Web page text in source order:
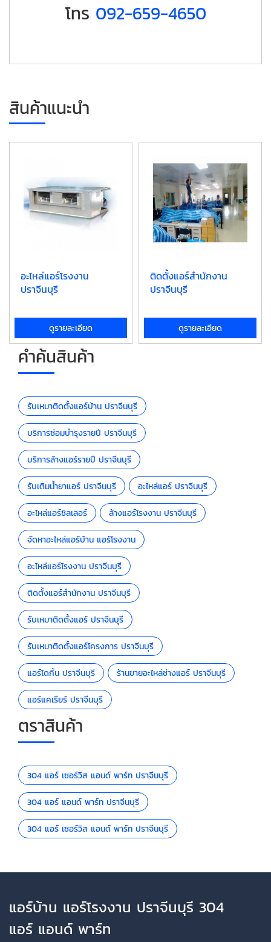
โทร 092-659-4650
สินค้าแนะนำ
อะไหล่แอร์โรงงาน
ปราจีนบุรี
ดูรายละเอียด
ติดตั้งแอร์สำนักงาน
ปราจีนบุรี
ดูรายละเอียด
คำค้นสินค้า
รับเหมาติดตั้งแอร์บ้าน ปราจีนบุรี
บริการซ่อมบำรุงรายปี ปราจีนบุรี
บริการล้างแอร์รายปี ปราจีนบุรี
รับเติมน้ำยาแอร์ ปราจีนบุรี อะไหล่แอร์ ปราจีนบุรี
อะไหล่แอร์ชิลเลอร์ ล้างแอร์โรงงาน ปราจีนบุรี
จัดหาอะไหล่แอร์บ้าน แอร์โรงงาน
อะไหล่แอร์โรงงาน ปราจีนบุรี
ติดตั้งแอร์สำนักงาน ปราจีนบุรี
รับเหมาติดตั้งแอร์ ปราจีนบุรี
รับเหมาติดตั้งแอร์โครงการ ปราจีนบุรี
แอร์ไดกิ้น ปราจีนบุรี ร้านขายอะไหล่ช่างแอร์ ปราจีนบุรี
แอร์แคเรียร์ ปราจีนบุรี
ตราสินค้า
304 แอร์ เซอร์วิส แอนด์ พาร์ท ปราจีนบุรี
304 แอร์ แอนด์ พาร์ท ปราจีนบุรี
304 แอร์ เซอร์วิส แอนด์ พาร์ท ปราจีนบุรี
แอร์บ้าน แอร์โรงงาน ปราจีนบุรี 304
แอร์ แอนด์ พาร์ท